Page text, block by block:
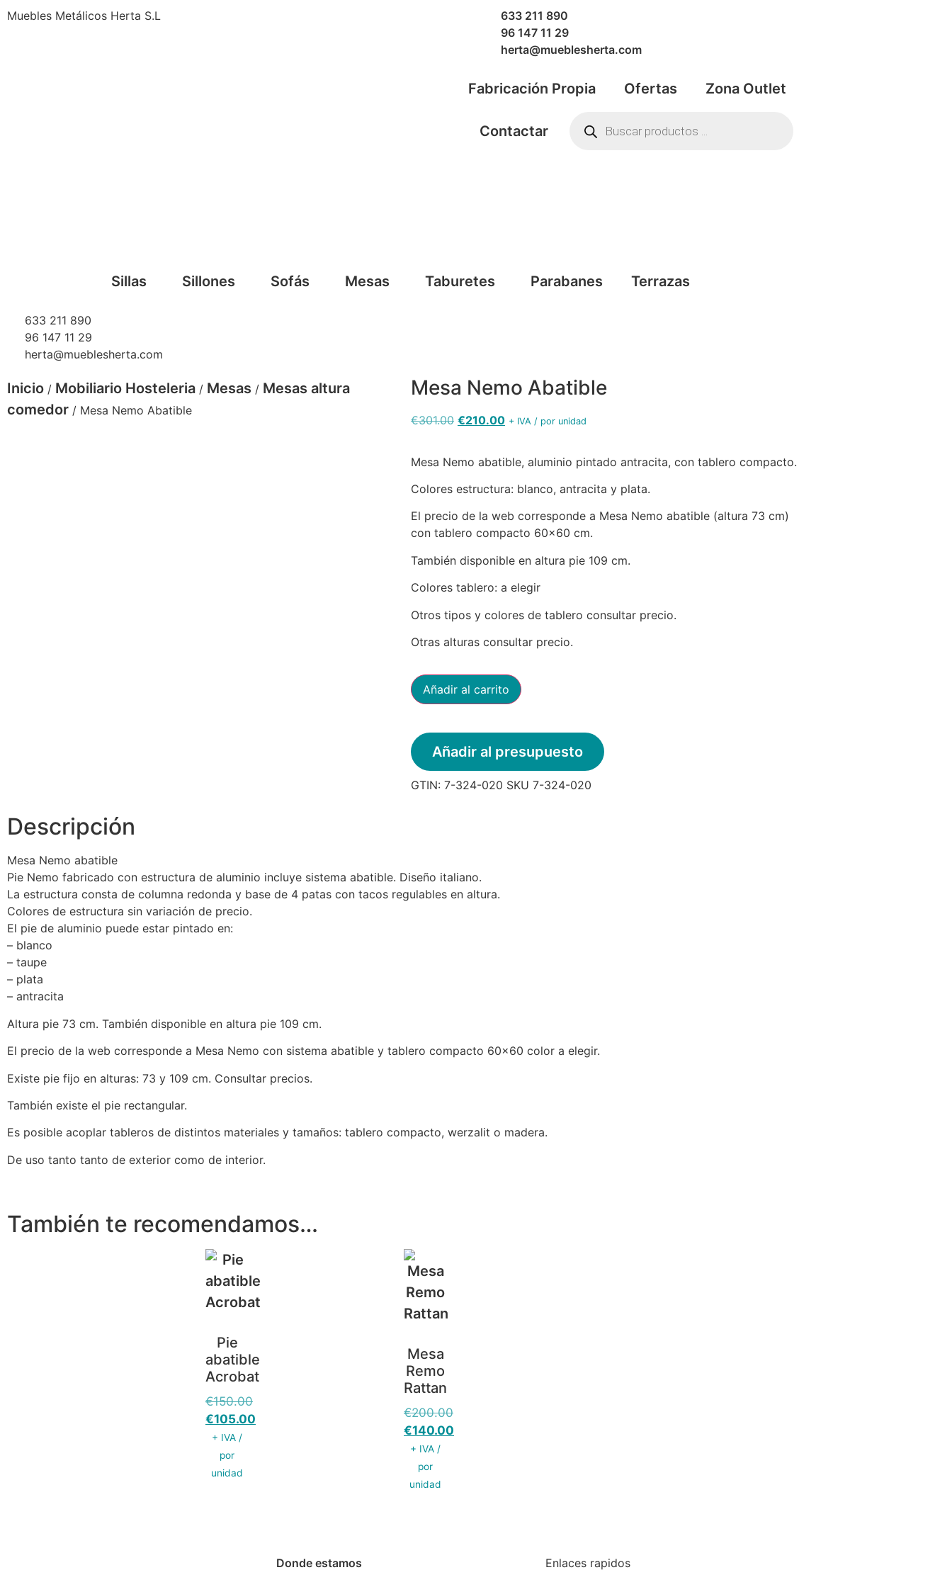
Muebles Metálicos Herta S.L
633 211 890
96 147 11 29
herta@mueblesherta.com
Fabricación Propia Ofertas Zona Outlet
Contactar
Sillas Sillones Sofás Mesas Taburetes Parabanes Terrazas
633 211 890
96 147 11 29
herta@mueblesherta.com
Inicio / Mobiliario Hosteleria / Mesas / Mesas altura
comedor / Mesa Nemo Abatible
Mesa Nemo Abatible
€301.00 €210.00 + IVA / por unidad
Mesa Nemo abatible, aluminio pintado antracita, con tablero compacto.
Colores estructura: blanco, antracita y plata.
El precio de la web corresponde a Mesa Nemo abatible (altura 73 cm)
con tablero compacto 60×60 cm.
También disponible en altura pie 109 cm.
Colores tablero: a elegir
Otros tipos y colores de tablero consultar precio.
Otras alturas consultar precio.
Añadir al carrito
Añadir al presupuesto
GTIN: 7-324-020 SKU 7-324-020
Descripción
Mesa Nemo abatible
Pie Nemo fabricado con estructura de aluminio incluye sistema abatible. Diseño italiano.
La estructura consta de columna redonda y base de 4 patas con tacos regulables en altura.
Colores de estructura sin variación de precio.
El pie de aluminio puede estar pintado en:
– blanco
– taupe
– plata
– antracita
Altura pie 73 cm. También disponible en altura pie 109 cm.
El precio de la web corresponde a Mesa Nemo con sistema abatible y tablero compacto 60×60 color a elegir.
Existe pie fijo en alturas: 73 y 109 cm. Consultar precios.
También existe el pie rectangular.
Es posible acoplar tableros de distintos materiales y tamaños: tablero compacto, werzalit o madera.
De uso tanto tanto de exterior como de interior.
También te recomendamos…
Pie
abatible
Acrobat
€150.00
€105.00
+ IVA /
por
unidad
Mesa
Remo
Rattan
€200.00
€140.00
+ IVA /
por
unidad
Donde estamos Enlaces rapidos